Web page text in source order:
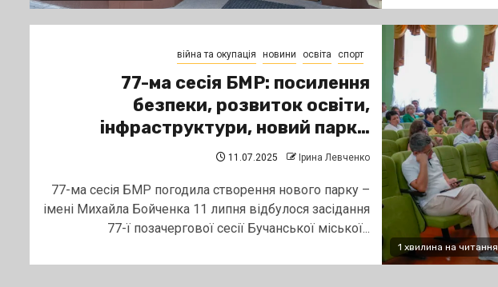
1 хвилина на читання
війна та окупація новини освіта спорт
77-ма сесія БМР: посилення
безпеки, розвиток освіти,
інфраструктури, новий парк…
11.07.2025 Ірина Левченко
77-ма сесія БМР погодила створення нового парку –
імені Михайла Бойченка 11 липня відбулося засідання
77-ї позачергової сесії Бучанської міської...